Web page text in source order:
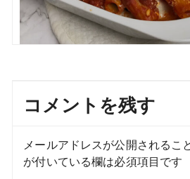
コメントを残す
メールアドレスが公開されるこ
が付いている欄は必須項目です